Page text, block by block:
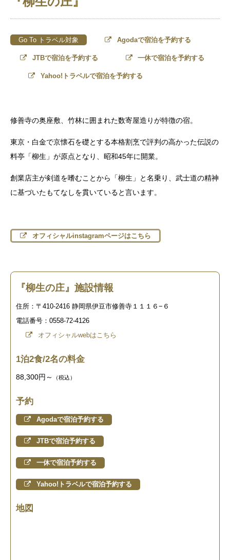
Go To トラベル対象 Agodaで宿泊を予約する
JTBで宿泊を予約する 一休で宿泊を予約する
Yahoo!トラベルで宿泊を予約する
修善寺の奥座敷、竹林に囲まれた数寄屋造りが特徴の宿。
東京・白金で京懐石を礎とする本格割烹で評判の高かった伝説の
料亭「柳生」が原点となり、昭和45年に開業。
創業店主が剣道を嗜むことから「柳生」と名乗り、武士道の精神
に基づいたもてなしを貫いていると言います。
オフィシャルinstagramページはこちら
『柳生の庄』施設情報
住所：〒410-2416 静岡県伊豆市修善寺１１１６−６
電話番号：0558-72-4126
オフィシャルwebはこちら
1泊2食/2名の料金
88,300円～ （税込）
予約
Agodaで宿泊予約する
JTBで宿泊予約する
一休で宿泊予約する
Yahoo!トラベルで宿泊予約する
地図